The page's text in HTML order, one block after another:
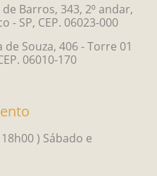
Barros, 343, 2⁰ andar,
- SP, CEP. 06023-000
Souza, 406 - Torre 01
06010-170
) Sábado e